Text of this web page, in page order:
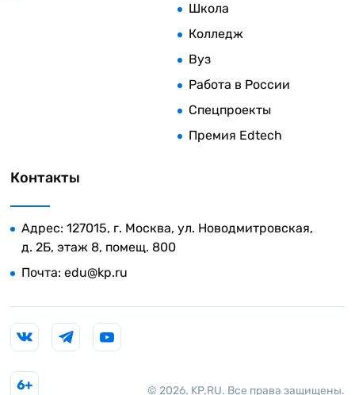
Школа
Колледж
Вуз
Работа в России
Спецпроекты
Премия Edtech
Контакты
Адрес: 127015, г. Москва, ул. Новодмитровская,
д. 2Б, этаж 8, помещ. 800
Почта: edu@kp.ru
© 2026. KP.RU. Все права защищены.
6+